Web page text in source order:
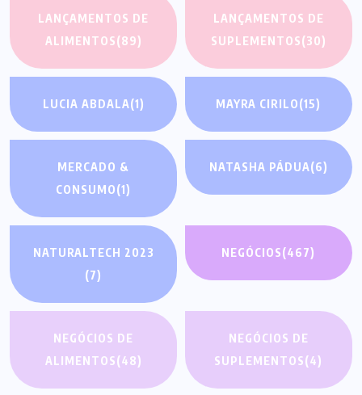
LANÇAMENTOS DE
ALIMENTOS(89)
LANÇAMENTOS DE
SUPLEMENTOS(30)
LUCIA ABDALA(1) MAYRA CIRILO(15)
MERCADO &
CONSUMO(1)
NATASHA PÁDUA(6)
NATURALTECH 2023
(7)
NEGÓCIOS(467)
NEGÓCIOS DE
ALIMENTOS(48)
NEGÓCIOS DE
SUPLEMENTOS(4)